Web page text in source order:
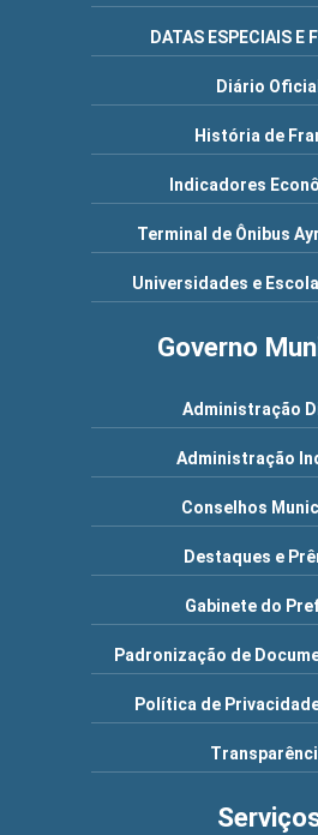
DATAS ESPECIAIS E
Diário Oficial
História de
Indicadores
Terminal de Ônibus
Universidades e
Governo
Administração
Administração
Conselhos
Destaques e
Gabinete do
Padronização de
Política de